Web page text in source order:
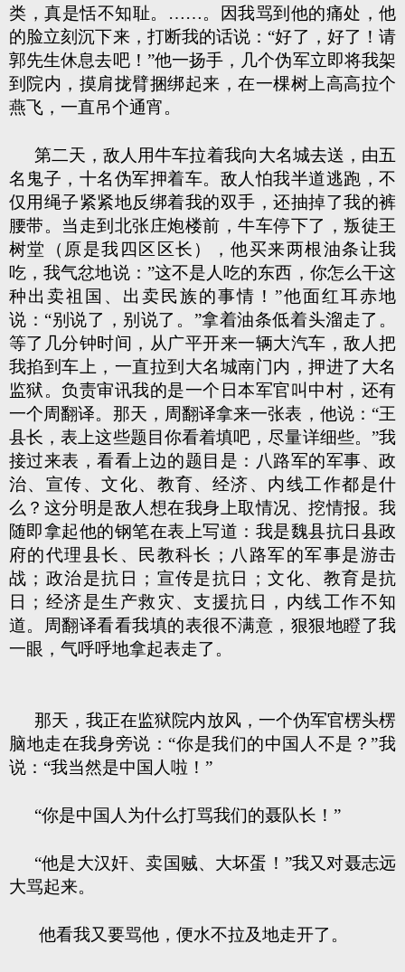
类，真是恬不知耻。……。因我骂到他的痛处，他
的脸立刻沉下来，打断我的话说：“好了，好了！请
郭先生休息去吧！”他一扬手，几个伪军立即将我架
到院内，摸肩拢臂捆绑起来，在一棵树上高高拉个
燕飞，一直吊个通宵。
第二天，敌人用牛车拉着我向大名城去送，由五
名鬼子，十名伪军押着车。敌人怕我半道逃跑，不
仅用绳子紧紧地反绑着我的双手，还抽掉了我的裤
腰带。当走到北张庄炮楼前，牛车停下了，叛徒王
树堂（原是我四区区长），他买来两根油条让我
吃，我气忿地说：”这不是人吃的东西，你怎么干这
种出卖祖国、出卖民族的事情！”他面红耳赤地
说：“别说了，别说了。”拿着油条低着头溜走了。
等了几分钟时间，从广平开来一辆大汽车，敌人把
我掐到车上，一直拉到大名城南门内，押进了大名
监狱。负责审讯我的是一个日本军官叫中村，还有
一个周翻译。那天，周翻译拿来一张表，他说：“王
县长，表上这些题目你看着填吧，尽量详细些。”我
接过来表，看看上边的题目是：八路军的军事、政
治、宣传、文化、教育、经济、内线工作都是什
么？这分明是敌人想在我身上取情况、挖情报。我
随即拿起他的钢笔在表上写道：我是魏县抗日县政
府的代理县长、民教科长；八路军的军事是游击
战；政治是抗日；宣传是抗日；文化、教育是抗
日；经济是生产救灾、支援抗日，内线工作不知
道。周翻译看看我填的表很不满意，狠狠地瞪了我
一眼，气呼呼地拿起表走了。
那天，我正在监狱院内放风，一个伪军官楞头楞
脑地走在我身旁说：“你是我们的中国人不是？”我
说：“我当然是中国人啦！”
“你是中国人为什么打骂我们的聂队长！”
“他是大汉奸、卖国贼、大坏蛋！”我又对聂志远
大骂起来。
他看我又要骂他，便水不拉及地走开了。